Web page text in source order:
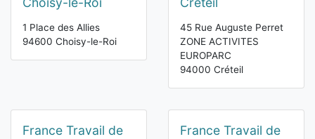
1 Place des Allies
94600 Choisy-le-Roi
45 Rue Auguste Perret
ZONE ACTIVITES
EUROPARC
94000 Créteil
France Travail de
France Travail de